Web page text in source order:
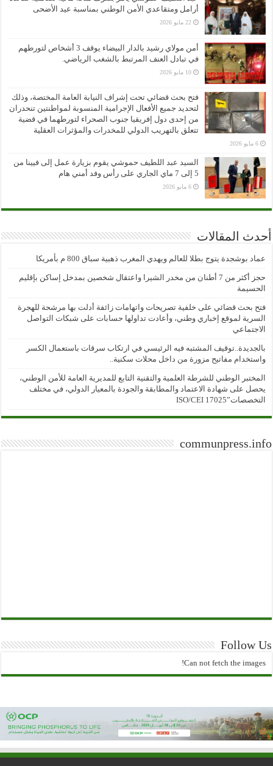
أرامل ومتقاعدي الأمن الوطني بمناسبة عيد الأضحى
22 مايو 2026
أمن مولاي رشيد بالدار البيضاء يوقف 3 أشخاص لتورطهم
في تبادل العنف المرتبط بالشغب الرياضي.
10 مايو 2026
فتح بحث قضائي تحت إشراف النيابة العامة المختصة، وذلك
لتحديد جميع الأفعال الإجرامية المنسوبة لمواطنتين تنحدران
من إحدى دول إفريقيا جنوب الصحراء لتورطهما في قضية
تتعلق بالتهريب الدولي للمخدرات والمؤثرات العقلية
6 مايو 2026
السيد عبد اللطيف حموشي يقوم بزيارة عمل إلى فيينا من
5 إلى 7 ماي الجاري على رأس وفد أمني هام
6 مايو 2026
أحدث المقالات
عماد بوشجدة يتوج بطلا للعالم ويهدي المغرب ذهبية سباق 800 م بأمريكا
حجز أكثر من 7 أطنان من مخدر الشيرا واعتقال شخصين بمدخل إساكن بإقليم
الحسيمة
فتح بحث قضائي على خلفية تصريحات واتهامات زائفة أدلت بها مرشحة للهجرة
السرية لموقع إخباري وطني، وأعادت تداولها حسابات على شبكات التواصل
الاجتماعي
بالجديدة..توقيف المشتبه فيه الرئيسي في ارتكاب سرقات باستعمال الكسر
واستخدام مفاتيح مزورة من داخل محلات سكنية..
المختبر الوطني للشرطة العلمية والتقنية التابع للمديرية العامة للأمن الوطني،
يحصل على شهادة الاعتماد والمطابقة والجودة بالمعيار الدولي، في مختلف
التخصصات”ISO/CEI 17025
communpress.info
Follow Us
Can not fetch the images!